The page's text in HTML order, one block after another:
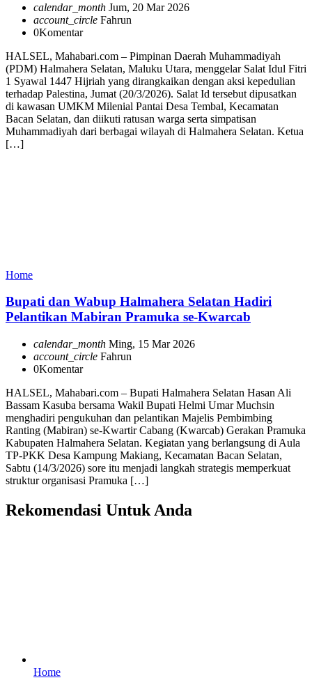
calendar_month Jum, 20 Mar 2026
account_circle Fahrun
0Komentar
HALSEL, Mahabari.com – Pimpinan Daerah Muhammadiyah
(PDM) Halmahera Selatan, Maluku Utara, menggelar Salat Idul Fitri
1 Syawal 1447 Hijriah yang dirangkaikan dengan aksi kepedulian
terhadap Palestina, Jumat (20/3/2026). Salat Id tersebut dipusatkan
di kawasan UMKM Milenial Pantai Desa Tembal, Kecamatan
Bacan Selatan, dan diikuti ratusan warga serta simpatisan
Muhammadiyah dari berbagai wilayah di Halmahera Selatan. Ketua
[…]
Home
Bupati dan Wabup Halmahera Selatan Hadiri
Pelantikan Mabiran Pramuka se-Kwarcab
calendar_month Ming, 15 Mar 2026
account_circle Fahrun
0Komentar
HALSEL, Mahabari.com – Bupati Halmahera Selatan Hasan Ali
Bassam Kasuba bersama Wakil Bupati Helmi Umar Muchsin
menghadiri pengukuhan dan pelantikan Majelis Pembimbing
Ranting (Mabiran) se-Kwartir Cabang (Kwarcab) Gerakan Pramuka
Kabupaten Halmahera Selatan. Kegiatan yang berlangsung di Aula
TP-PKK Desa Kampung Makiang, Kecamatan Bacan Selatan,
Sabtu (14/3/2026) sore itu menjadi langkah strategis memperkuat
struktur organisasi Pramuka […]
Rekomendasi Untuk Anda
Home